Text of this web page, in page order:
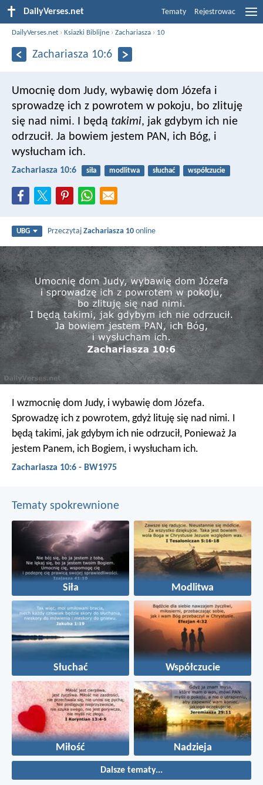
DailyVerses.net Tematy Rejestrowac
DailyVerses.net ›Ksiazki Biblijne ›Zachariasza › 10
Zachariasza 10:6
Umocnię dom Judy, wybawię dom Józefa i
sprowadzę ich z powrotem w pokoju, bo zlituję
się nad nimi. I będą takimi, jak gdybym ich nie
odrzucił. Ja bowiem jestem PAN, ich Bóg, i
wysłucham ich.
Zachariasza 10:6 siła modlitwa słuchać współczucie
UBG PrzeczytajZachariasza 10 online
I wzmocnię dom Judy, i wybawię dom Józefa.
Sprowadzę ich z powrotem, gdyż lituję się nad nimi.
będą takimi, jak gdybym ich nie odrzucił, Ponieważ Ja
jestem Panem, ich Bogiem, i wysłucham ich.
Zachariasza 10:6 - BW1975
Tematy spokrewnione
Siła Modlitwa
Słuchać Współczucie
Miłość Nadzieja
Dalsze tematy...